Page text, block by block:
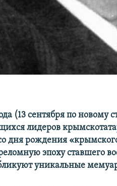
(13 сентября по новому
лидеров
дня рождения
эпоху ставшего
уникальные